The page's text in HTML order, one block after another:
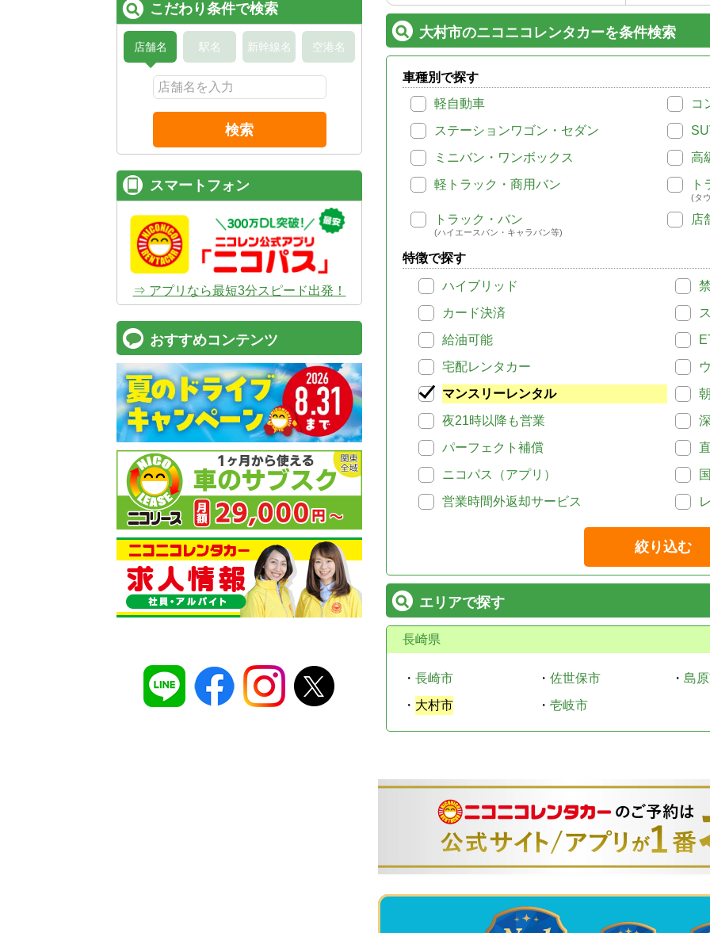
大村市のニコニコレンタカーを条件検索
車種別で探す
軽自動車
コ
ステーションワゴン・セダン
ミニバン・ワンボックス
高
軽トラック・商用バン
ト
(タ
トラック・バン
(ハイエースバン・キャラバン等)
店
特徴で探す
ハイブリッド
カード決済
給油可能
宅配レンタカー
マンスリーレンタル
夜21時以降も営業
パーフェクト補償
ニコパス（アプリ）
営業時間外返却サービス
絞り込む
エリアで探す
長崎県
・ 長崎市 ・ 佐世保市 ・ 島
・ 大村市 ・ 壱岐市
こだわり条件で検索
店舗名 駅名 新幹線名 空港名
検索
スマートフォン
⇒ アプリなら最短3分スピード出発！
おすすめコンテンツ